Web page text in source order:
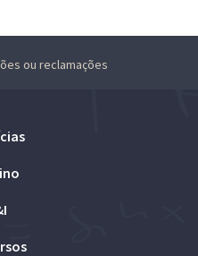
ou reclamações